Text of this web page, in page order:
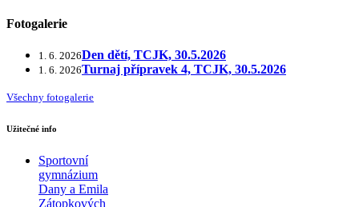
Fotogalerie
1. 6. 2026Den dětí, TCJK, 30.5.2026
1. 6. 2026Turnaj přípravek 4, TCJK, 30.5.2026
Všechny fotogalerie
Užitečné info
Sportovní
gymnázium
Dany a Emila
Zátopkových